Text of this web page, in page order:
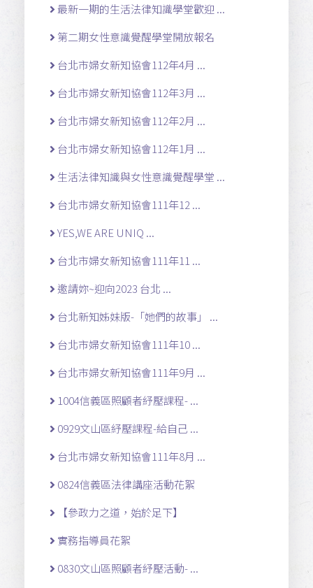
最新一期的生活法律知識學堂歡迎 ...
第二期女性意識覺醒學堂開放報名
台北市婦女新知協會112年4月 ...
台北市婦女新知協會112年3月 ...
台北市婦女新知協會112年2月 ...
台北市婦女新知協會112年1月 ...
生活法律知識與女性意識覺醒學堂 ...
台北市婦女新知協會111年12 ...
YES,WE ARE UNIQ ...
台北市婦女新知協會111年11 ...
邀請妳~迎向2023 台北 ...
台北新知姊妹版-「她們的故事」 ...
台北市婦女新知協會111年10 ...
台北市婦女新知協會111年9月 ...
1004信義區照顧者紓壓課程- ...
0929文山區紓壓課程-給自己 ...
台北市婦女新知協會111年8月 ...
0824信義區法律講座活動花絮
【參政力之道，始於足下】
實務指導員花絮
0830文山區照顧者紓壓活動- ...